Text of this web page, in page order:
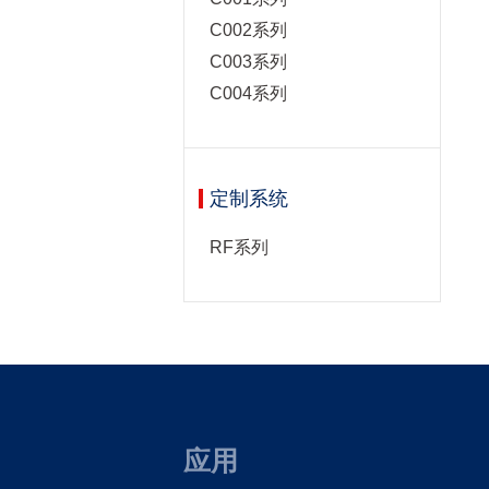
C002系列
C003系列
C004系列
定制系统
RF系列
应用